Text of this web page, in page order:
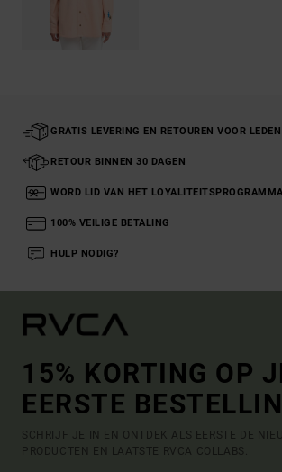
GRATIS LEVERING EN RETOUREN VOOR LEDEN
RETOUR BINNEN 30 DAGEN
WORD LID VAN HET LOYALITEITSPROGRAMMA
100% VEILIGE BETALING
HULP NODIG?
15% KORTING OP
EERSTE
SCHRIJF JE IN EN ONTDEK ALS EERSTE DE
PRODUCTEN EN LAATSTE RVCA COLLABS.